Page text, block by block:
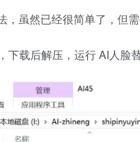
，虽然已经很简单了，但
下载后解压，运行 AI人脸